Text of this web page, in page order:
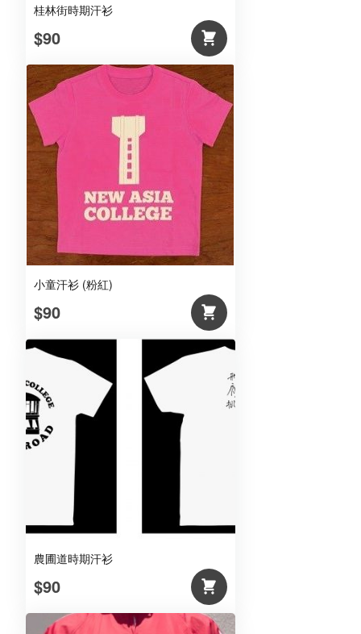
桂林街時期汗衫
$90
小童汗衫 (粉紅)
$90
農圃道時期汗衫
$90